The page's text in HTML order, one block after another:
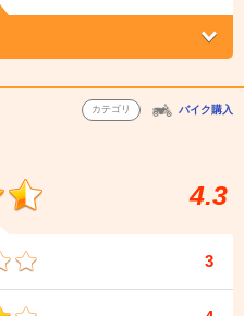
カテゴリ バイク購入
4.3
3